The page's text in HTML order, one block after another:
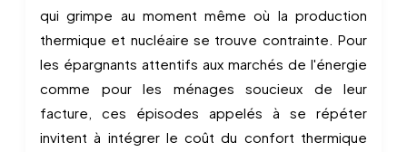
qui grimpe au moment même où la production
thermique et nucléaire se trouve contrainte. Pour
les épargnants attentifs aux marchés de l'énergie
comme pour les ménages soucieux de leur
facture, ces épisodes appelés à se répéter
invitent à intégrer le coût du confort thermique